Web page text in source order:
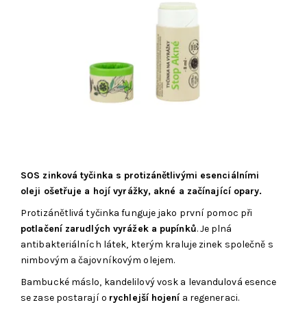
SOS zinková tyčinka s protizánětlivými esenciálními
oleji ošetřuje a hojí vyrážky, akné a začínající opary.
Protizánětlivá tyčinka funguje jako první pomoc při
potlačení zarudlých vyrážek a pupínků. Je plná
antibakteriálních látek, kterým kraluje zinek společně s
nimbovým a čajovníkovým olejem.
Bambucké máslo, kandelilový vosk a levandulová esence
se zase postarají o rychlejší hojení a regeneraci.